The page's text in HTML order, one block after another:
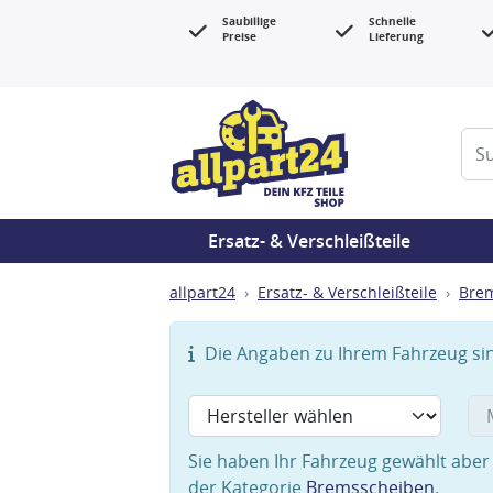
Saubillige
Preise
Schnelle
Lieferung
Ersatz- & Verschleißteile
allpart24 Ersatz- & Verschleißteile
Die Angaben zu Ihrem Fahrzeug
Sie haben Ihr Fahrzeug gewählt
der Kategorie Bremsscheiben.